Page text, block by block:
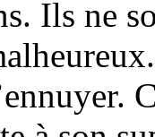
Ils ne